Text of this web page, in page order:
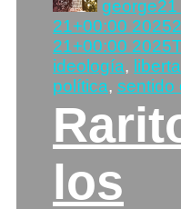
george
21+00:00 2025
21+00:00 2025
ideología,
política, sentido
los